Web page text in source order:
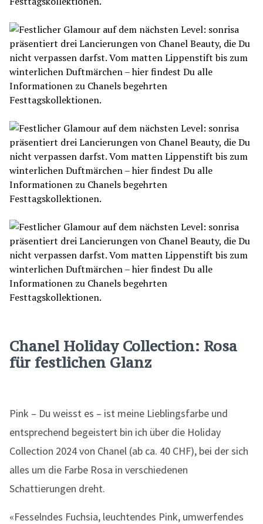
Chanel Holiday Collection: Rosa
für festlichen Glanz
Pink – Du weisst es – ist meine Lieblingsfarbe und
entsprechend begeistert bin ich über die Holiday
Collection 2024 von Chanel (ab ca. 40 CHF), bei der sich
alles um die Farbe Rosa in verschiedenen
Schattierungen dreht.
«Fesselndes Fuchsia, leuchtendes Pink, umwerfendes